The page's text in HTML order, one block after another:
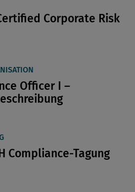
Corporate Risk
Officer I –
Compliance-Tagung